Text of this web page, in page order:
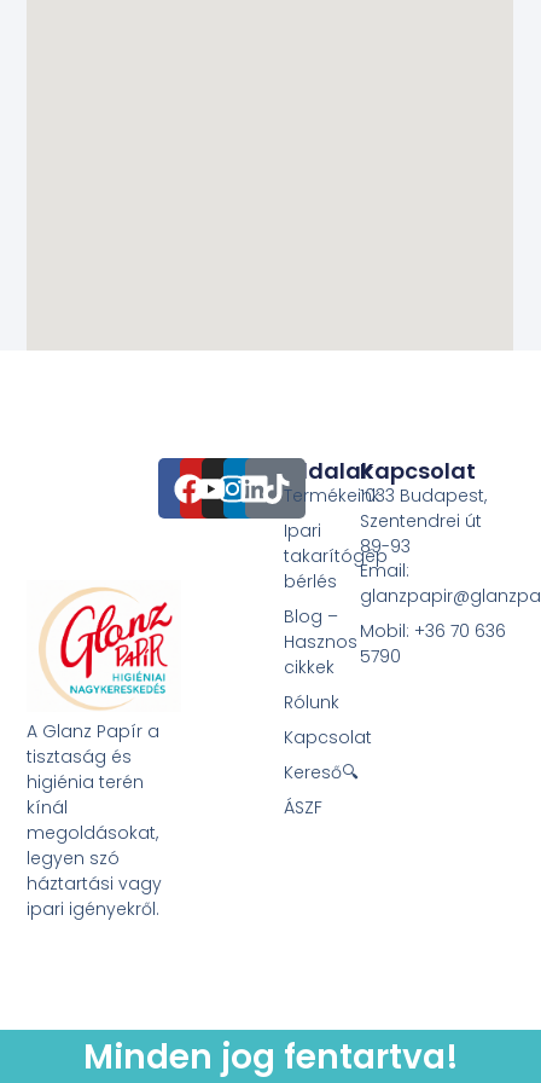
A Glanz Papír a
tisztaság és
higiénia terén
kínál
megoldásokat,
legyen szó
háztartási vagy
ipari igényekről.
Oldalak
Termékeink
Ipari
takarítógép
bérlés
Blog –
Hasznos
cikkek
Rólunk
Kapcsolat
Kereső🔍
ÁSZF
Kapcsolat
1033 Budapest,
Szentendrei út
89-93
Email:
Mobil: +36 70 636
5790
Minden jog fentartva!